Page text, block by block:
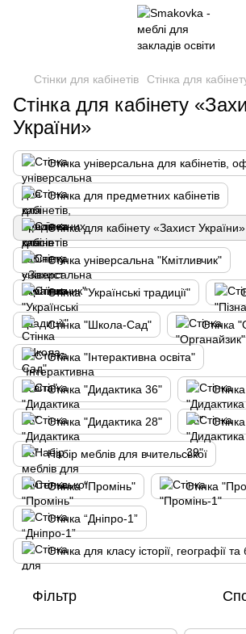
Стінки для кабінетів Стінка для
Стінка для кабінету
України»
Стінка універсальна для кабінетів,
Стінка для предметних кабінетів
Стінка для кабінету «Захист України»
Стінка універсальна "Кмітливчик"
Стінка "Українські традиції"
Стінка "Школа-Сад" Стінка
Стінка "Інтерактивна освіта"
Стінка "Дидактика 36"
Стінка "Дидактика 28"
Набір меблів для вчительської
Стінка "Промінь" Стінка
Стінка “Дніпро-1”
Стінка для класу історії, географії та
Фільтр